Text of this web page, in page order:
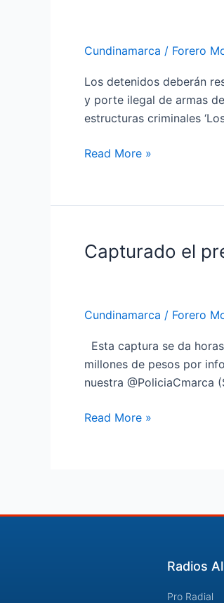
Cundinamarca / Forero
Los detenidos deberán
y porte ilegal de armas
estructuras criminales
extorsión
en
Bogotá:
cayeron
Los
Ferros
Read More »
Capturado el
Cundinamarca / Forero
Esta captura se da
millones de pesos por
nuestra @PoliciaCmarca
Capturado
del
homicidio
de
menor
15
Read More »
Radios
Pro Radial